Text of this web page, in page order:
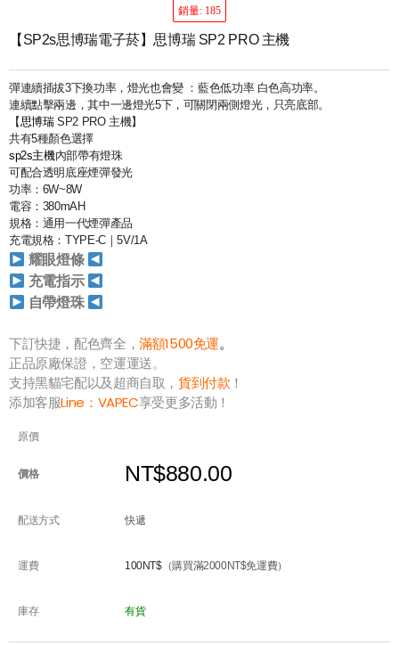
銷量: 185
【SP2s思博瑞電子菸】思博瑞 SP2 PRO 主機
彈連續插拔3下換功率，燈光也會變 ：藍色低功率 白色高功率。
連續點擊兩邊，其中一邊燈光5下，可關閉兩側燈光，只亮底部。
【思博瑞SP2 PRO 主機】
共有5種顏色選擇
sp2s主機內部帶有燈珠
可配合透明底座煙彈發光
功率：6W~8W
電容：380mAH
規格：通用一代煙彈產品
充電規格：TYPE-C｜5V/1A
耀眼燈條
充電指示
自帶燈珠
下訂快捷，配色齊全，滿額1500免運。
正品原廠保證，空運運送。
支持黑貓宅配以及超商自取，貨到付款 ！
添加客服Line： VAPEC享受更多活動！
原價
價格 NT$880.00
配送方式 快遞
運費 100NT$（購買滿2000NT$免運費）
庫存 有貨